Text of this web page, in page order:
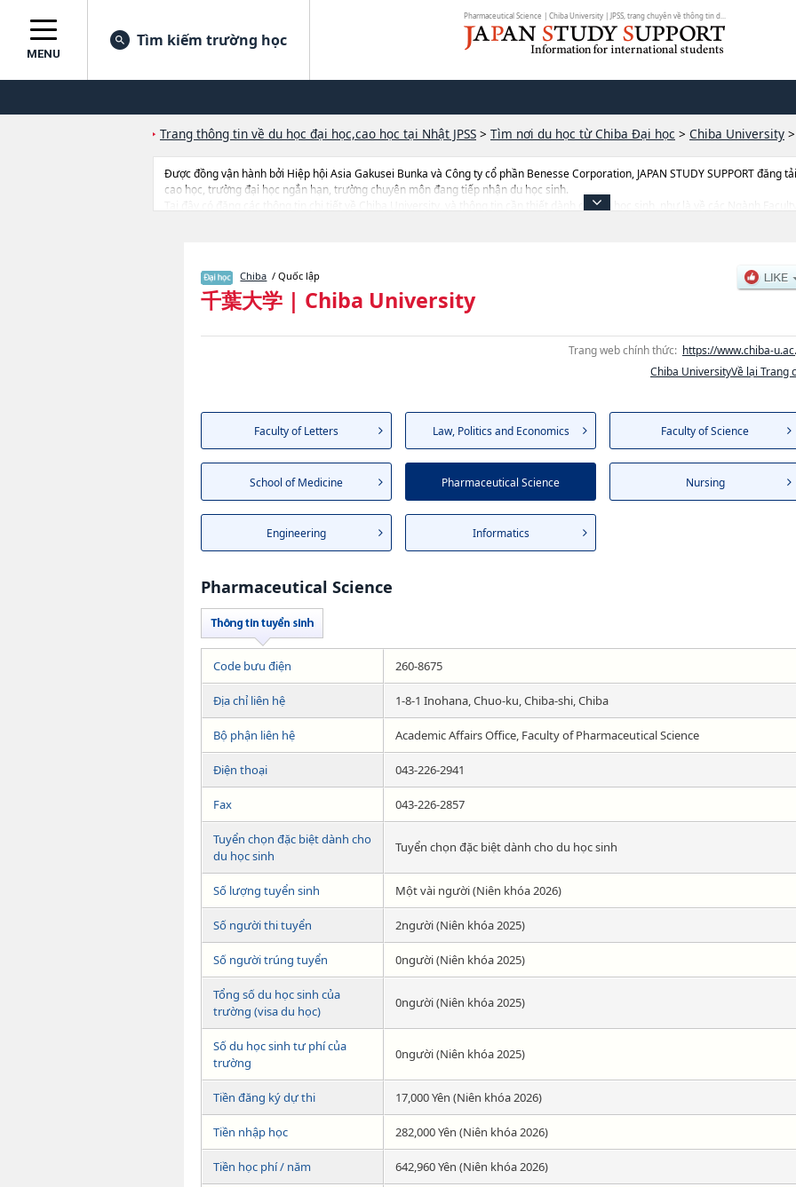
Pharmaceutical Science | Chiba University | JPSS, trang chuyên về thông tin d...
MENU
Tìm kiếm trường học
Trang thông tin về du học đại học,cao học tại Nhật JPSS > Tìm nơi du học từ Chiba Đại học > Chiba University
Được đồng vận hành bởi Hiệp hội Asia Gakusei Bunka và Công ty cổ phần Benesse Corporation, JAPAN STUDY SUPPORT đăng
cao học, trường đại học ngắn hạn, trường chuyên môn đang tiếp nhận du học sinh.
Tại đây có đăng các thông tin chi tiết về Chiba University, và thông tin cần thiết dành cho du học sinh, như là về các Ngành
Chiba / Quốc lập
千葉大学 | Chiba University
Trang web chính thức: https://www.chiba-
Chiba UniversityVề lại Trang
Faculty of Letters Law, Politics and Economics Faculty of Science
School of Medicine Pharmaceutical Science Nursing
Engineering Informatics
Pharmaceutical Science
Code bưu điện 260-8675
Địa chỉ liên hệ 1-8-1 Inohana, Chuo-ku, Chiba-shi, Chiba
Bộ phận liên hệ Academic Affairs Office, Faculty of Pharmaceutical Science
Điện thoại 043-226-2941
Fax 043-226-2857
Tuyển chọn đặc biệt dành cho
du học sinh
Tuyển chọn đặc biệt dành cho du học sinh
Số lượng tuyển sinh Một vài người (Niên khóa 2026)
Số người thi tuyển 2người (Niên khóa 2025)
Số người trúng tuyển 0người (Niên khóa 2025)
Tổng số du học sinh của
trường (visa du học)
0người (Niên khóa 2025)
Số du học sinh tư phí của
trường
0người (Niên khóa 2025)
Tiền đăng ký dự thi 17,000 Yên (Niên khóa 2026)
Tiền nhập học 282,000 Yên (Niên khóa 2026)
Tiền học phí / năm 642,960 Yên (Niên khóa 2026)